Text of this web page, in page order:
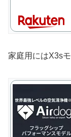
家庭用にはX3s